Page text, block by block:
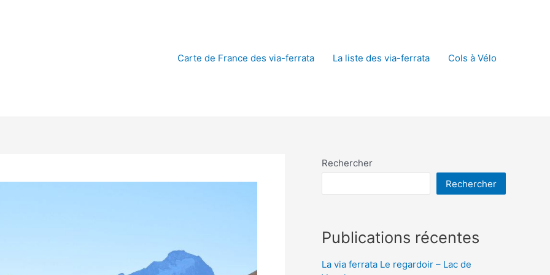
Carte de France des via-ferrata
La liste des via-ferrata Cols à Vélo
Rechercher
Rechercher
Publications récentes
La via ferrata Le regardoir – Lac de